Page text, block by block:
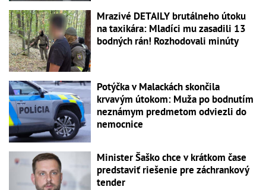
Mrazivé DETAILY brutálneho útoku
na taxikára: Mladíci mu zasadili 13
bodných rán! Rozhodovali minúty
Potýčka v Malackách skončila
krvavým útokom: Muža po bodnutím
neznámym predmetom odviezli do
nemocnice
Minister Šaško chce v krátkom čase
predstaviť riešenie pre záchrankový
tender